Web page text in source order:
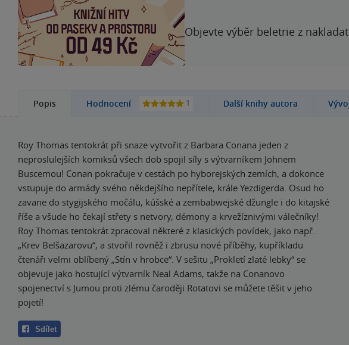
Objevte výběr beletrie z
Popis Hodnocení 1 Další knihy autora
Roy Thomas tentokrát při snaze vytvořit z Barbara Conana jeden z
neproslulejších komiksů všech dob spojil síly s výtvarníkem Johnem
Buscemou! Conan pokračuje v cestách po hyborejských zemích, a dokonce
vstupuje do armády svého někdejšího nepřítele, krále Yezdigerda. Osud ho
zavane do stygijského močálu, kúšské a zembabwejské džungle i do kitajské
říše a všude ho čekají střety s netvory, démony a krvežíznivými válečníky!
Roy Thomas tentokrát zpracoval některé z klasických povídek, jako např.
„Krev Belšazarovu“, a stvořil rovněž i zbrusu nové příběhy, kupříkladu
čtenáři velmi oblíbený „Stín v hrobce“. V sešitu „Prokletí zlaté lebky“ se
objevuje jako hostující výtvarník Neal Adams, takže na Conanovo
spojenectví s Jumou proti zlému čaroději Rotatovi se můžete těšit v jeho
pojetí!
Sdílet